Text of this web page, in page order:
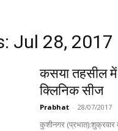
Jul 28, 2017
कसया तहसील में
क्लिनिक सीज
Prabhat - 28/07/2017
कुशीनगर (प्रभात):शुक्रवार